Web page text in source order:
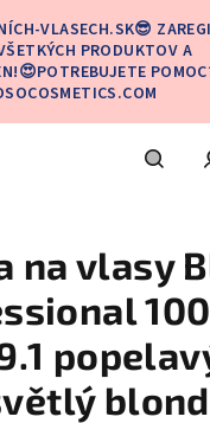
VLASECH.SK😎
PRODUKTOV A
na vlasy
blond